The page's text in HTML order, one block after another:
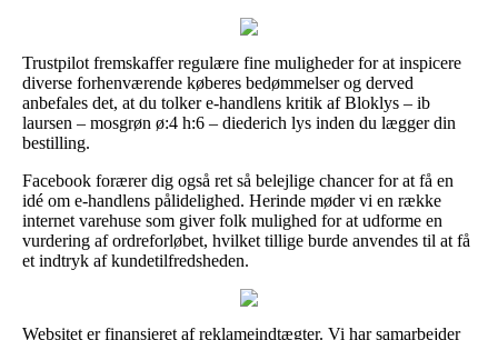
Trustpilot fremskaffer regulære fine muligheder for at inspicere
diverse forhenværende køberes bedømmelser og derved
anbefales det, at du tolker e-handlens kritik af Bloklys – ib
laursen – mosgrøn ø:4 h:6 – diederich lys inden du lægger din
bestilling.
Facebook forærer dig også ret så belejlige chancer for at få en
idé om e-handlens pålidelighed. Herinde møder vi en række
internet varehuse som giver folk mulighed for at udforme en
vurdering af ordreforløbet, hvilket tillige burde anvendes til at få
et indtryk af kundetilfredsheden.
Websitet er finansieret af reklameindtægter. Vi har samarbejder